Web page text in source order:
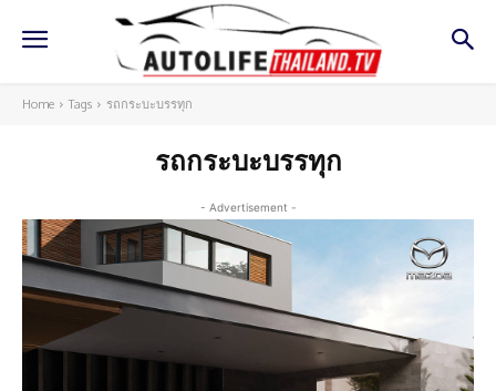
Home Tags รถกระบะบรรทุก
รถกระบะบรรทุก
- Advertisement -